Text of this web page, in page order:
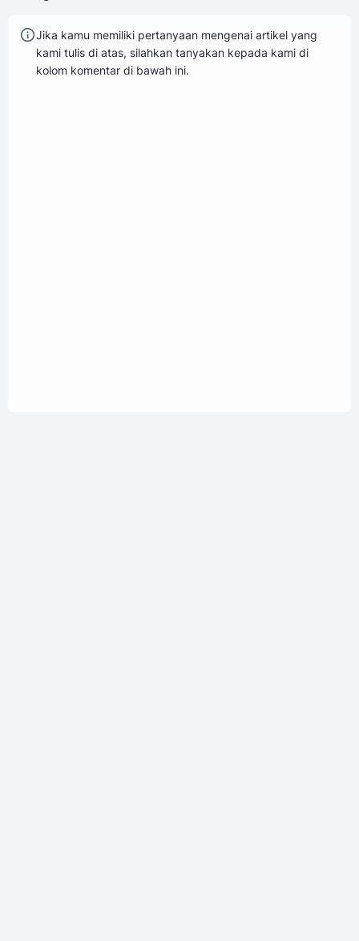
Jika kamu memiliki pertanyaan mengenai artikel yang
kami tulis di atas, silahkan tanyakan kepada kami di
kolom komentar di bawah ini.